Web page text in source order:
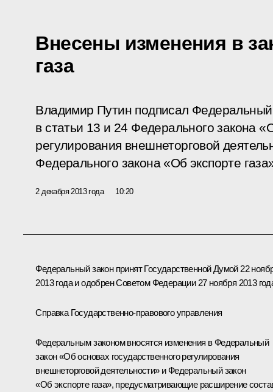
Внесены изменения в
газа
Владимир Путин подписал
в статьи 13 и 24 Федерального закона
регулирования внешнеторговой
Федерального закона «Об экспорте
2 декабря 2013 года 10:20
Федеральный закон принят Государственной Думой 22
2013 года и одобрен Советом Федерации 27 ноября 2013
Справка Государственно-правового управления
Федеральным законом вносятся изменения в Федеральный
закон «Об основах государственного регулирования
внешнеторговой деятельности» и Федеральный закон
«Об экспорте газа», предусматривающие расширение